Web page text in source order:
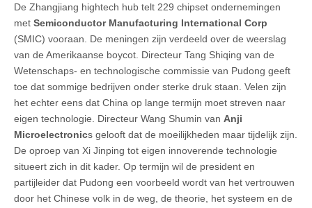
De Zhangjiang hightech hub telt 229 chipset ondernemingen
met Semiconductor Manufacturing International Corp
(SMIC) vooraan. De meningen zijn verdeeld over de weerslag
van de Amerikaanse boycot. Directeur Tang Shiqing van de
Wetenschaps- en technologische commissie van Pudong geeft
toe dat sommige bedrijven onder sterke druk staan. Velen zijn
het echter eens dat China op lange termijn moet streven naar
eigen technologie. Directeur Wang Shumin van Anji
Microelectronics gelooft dat de moeilijkheden maar tijdelijk zijn.
De oproep van Xi Jinping tot eigen innoverende technologie
situeert zich in dit kader. Op termijn wil de president en
partijleider dat Pudong een voorbeeld wordt van het vertrouwen
door het Chinese volk in de weg, de theorie, het systeem en de